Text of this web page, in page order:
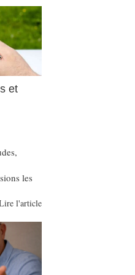
et
les
l'article